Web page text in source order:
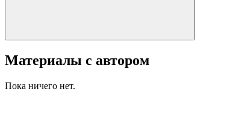
Материалы с автором
Пока ничего нет.